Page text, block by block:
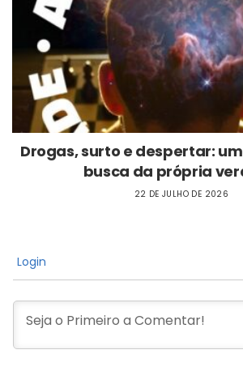
Drogas, surto e despertar:
busca da própria
22 DE JULHO DE 2026
Login